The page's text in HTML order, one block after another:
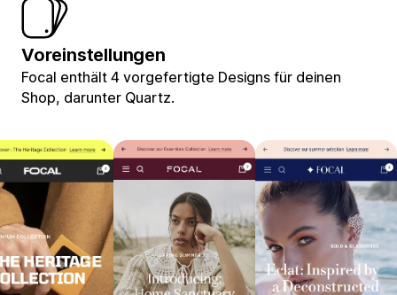
Voreinstellungen
Focal enthält 4 vorgefertigte Designs für deinen
Shop, darunter Quartz.